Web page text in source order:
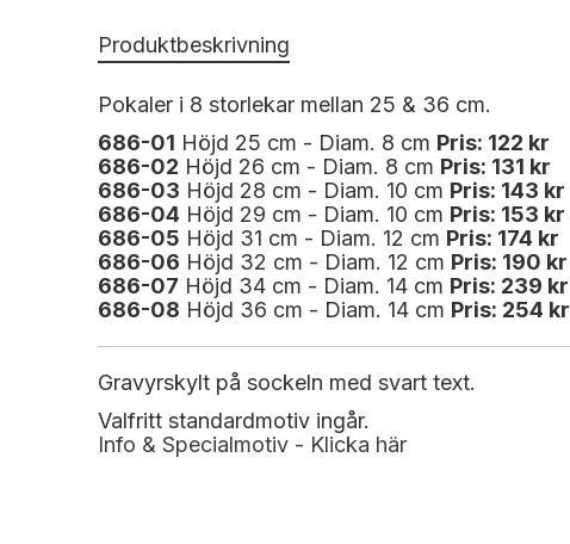
Produktbeskrivning
Pokaler i 8 storlekar mellan 25 & 36 cm.
686-01 Höjd 25 cm - Diam. 8 cm Pris: 122 kr
686-02 Höjd 26 cm - Diam. 8 cm Pris: 131 kr
686-03 Höjd 28 cm - Diam. 10 cm Pris: 143 kr
686-04 Höjd 29 cm - Diam. 10 cm Pris: 153 kr
686-05 Höjd 31 cm - Diam. 12 cm Pris: 174 kr
686-06 Höjd 32 cm - Diam. 12 cm Pris: 190 kr
686-07 Höjd 34 cm - Diam. 14 cm Pris: 239 kr
686-08 Höjd 36 cm - Diam. 14 cm Pris: 254 kr
Gravyrskylt på sockeln med svart text.
Valfritt standardmotiv ingår.
Info & Specialmotiv - Klicka här